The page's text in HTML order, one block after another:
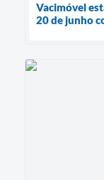
Vacimóvel
20 de junho